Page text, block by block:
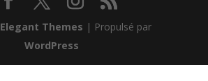
Elegant Themes | Propulsé par
WordPress